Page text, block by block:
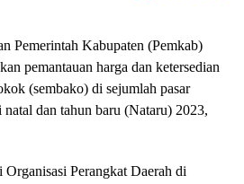
Pemerintah Kabupaten (Pemkab)
pemantauan harga dan ketersedian
(sembako) di sejumlah pasar
dan tahun baru (Nataru) 2023,
Perangkat Daerah di